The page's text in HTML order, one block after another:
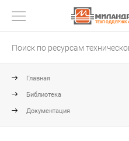
Главная
Библиотека
Документация